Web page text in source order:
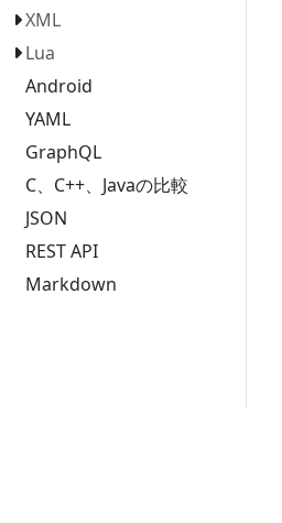
XML
Lua
Android
YAML
GraphQL
C、C++、Javaの比較
JSON
REST API
Markdown